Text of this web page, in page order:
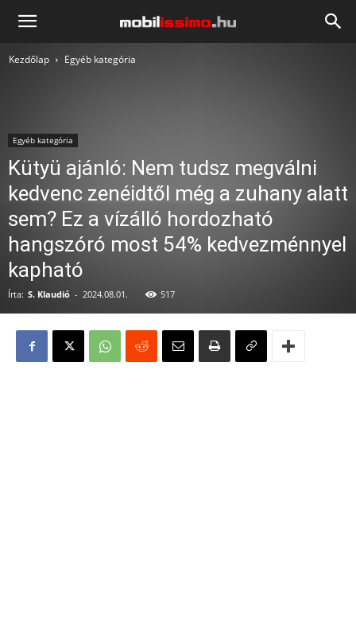
Mobilissimo.hu
Kezdőlap Egyéb kategória
Egyéb kategória
Kütyü ajánló: Nem tudsz megválni
kedvenc zenéidtől még a zuhany alatt
sem? Ez a vízálló hordozható
hangszóró most 54% kedvezménnyel
kapható
Írta: S. Klaudió - 2024.08.01. 517